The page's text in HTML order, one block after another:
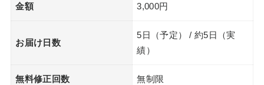
金額 3,000円
お届け日数
5日（予定） / 約5日（実
績）
無料修正回数 無制限